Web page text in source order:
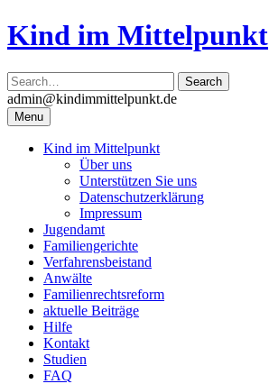
Skip
to
Kind im Mittelpunkt
admin@kindimmittelpunkt.de
Menu
Kind im Mittelpunkt
Über uns
Unterstützen Sie uns
Datenschutzerklärung
Impressum
Jugendamt
Familiengerichte
Verfahrensbeistand
Anwälte
Familienrechtsreform
aktuelle Beiträge
Hilfe
Kontakt
Studien
FAQ